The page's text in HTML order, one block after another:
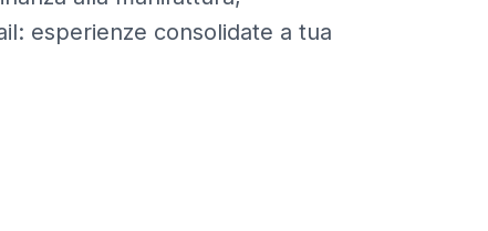
esperienze consolidate a tua